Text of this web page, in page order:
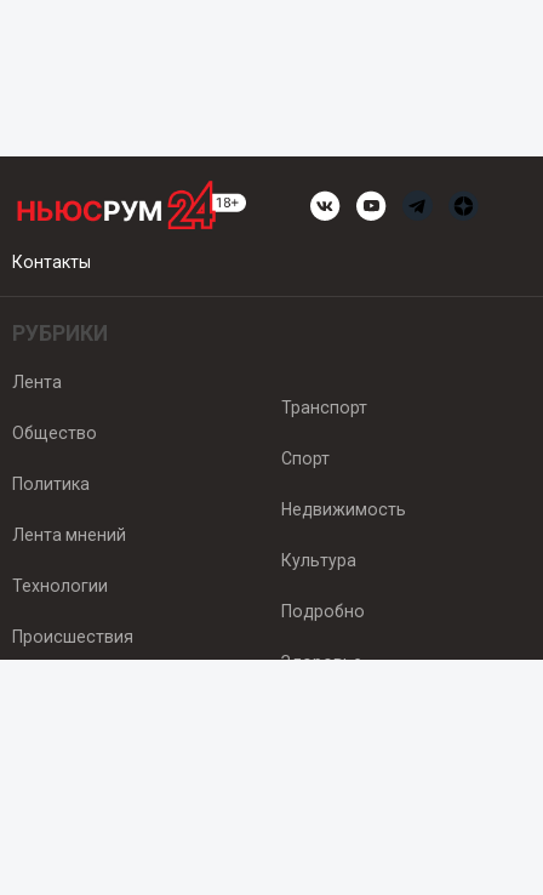
Контакты
РУБРИКИ
Лента
Общество
Политика
Лента мнений
Технологии
Происшествия
Транспорт
Спорт
Недвижимость
Культура
Подробно
Здоровье